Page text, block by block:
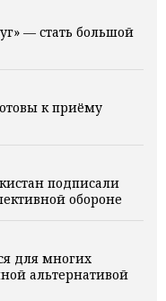
— стать большой
к приёму
подписали
обороне
для многих
альтернативой